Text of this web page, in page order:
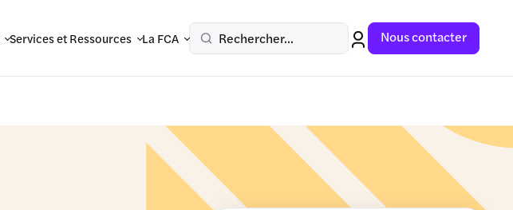
Services et Ressources La FCA Rechercher... Nous contacter